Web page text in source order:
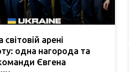
світовій арені
одна нагорода та
Євгена